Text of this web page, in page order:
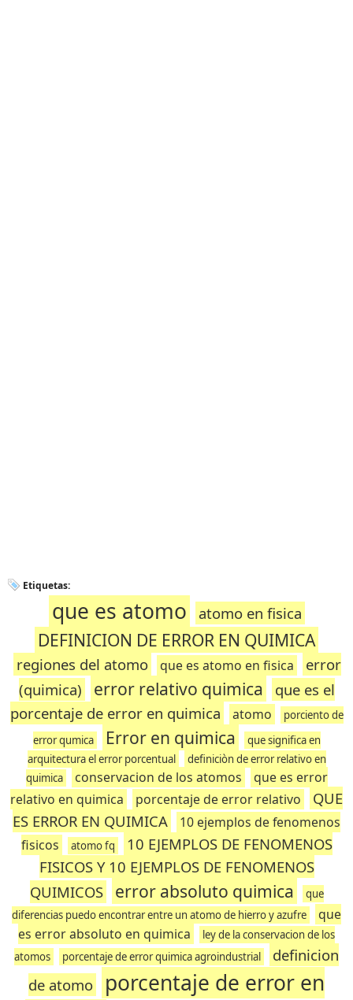
Etiquetas:
que es atomo atomo en fisica
DEFINICION DE ERROR EN QUIMICA
regiones del atomo que es atomo en fisica
error
(quimica)
error relativo quimica
que es el
porcentaje de error en quimica
atomo
porciento de
error qumica
Error en quimica
que significa en
arquitectura el error porcentual
definiciòn de error relativo en
quimica
conservacion de los atomos
que es error
relativo en quimica
porcentaje de error relativo
QUE
ES ERROR EN QUIMICA
10 ejemplos de fenomenos
fisicos
atomo fq
10 EJEMPLOS DE FENOMENOS
FISICOS Y 10 EJEMPLOS DE FENOMENOS
QUIMICOS
error absoluto quimica
que
diferencias puedo encontrar entre un atomo de hierro y azufre
que
es error absoluto en quimica
ley de la conservacion de los
atomos
porcentaje de error quimica agroindustrial
definicion
de atomo
porcentaje de error en